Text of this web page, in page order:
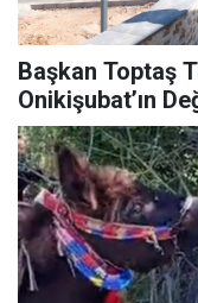
Başkan Toptaş
Onikişubat’ın